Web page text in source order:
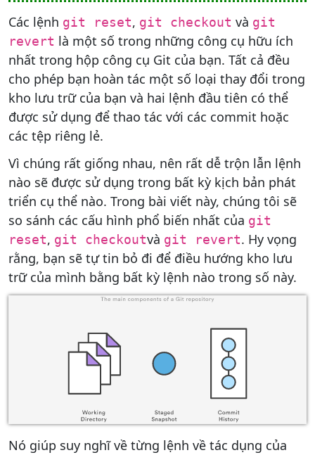
Các lệnh git reset, git checkout và git
revert là một số trong những công cụ hữu ích
nhất trong hộp công cụ Git của bạn. Tất cả đều
cho phép bạn hoàn tác một số loại thay đổi trong
kho lưu trữ của bạn và hai lệnh đầu tiên có thể
được sử dụng để thao tác với các commit hoặc
các tệp riêng lẻ.
Vì chúng rất giống nhau, nên rất dễ trộn lẫn lệnh
nào sẽ được sử dụng trong bất kỳ kịch bản phát
triển cụ thể nào. Trong bài viết này, chúng tôi sẽ
so sánh các cấu hình phổ biến nhất của git
reset, git checkoutvà git revert. Hy vọng
rằng, bạn sẽ tự tin bỏ đi để điều hướng kho lưu
trữ của mình bằng bất kỳ lệnh nào trong số này.
Nó giúp suy nghĩ về từng lệnh về tác dụng của